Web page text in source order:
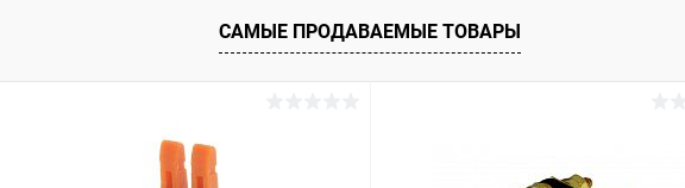
САМЫЕ ПРОДАВАЕМЫЕ ТОВАРЫ